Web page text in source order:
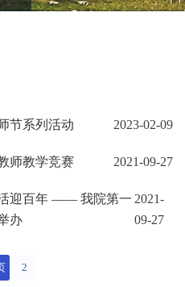
节系列活动 2023-02-09
师教学竞赛 2021-09-27
迎百年 —— 我院第一
办
2021-
09-27
2